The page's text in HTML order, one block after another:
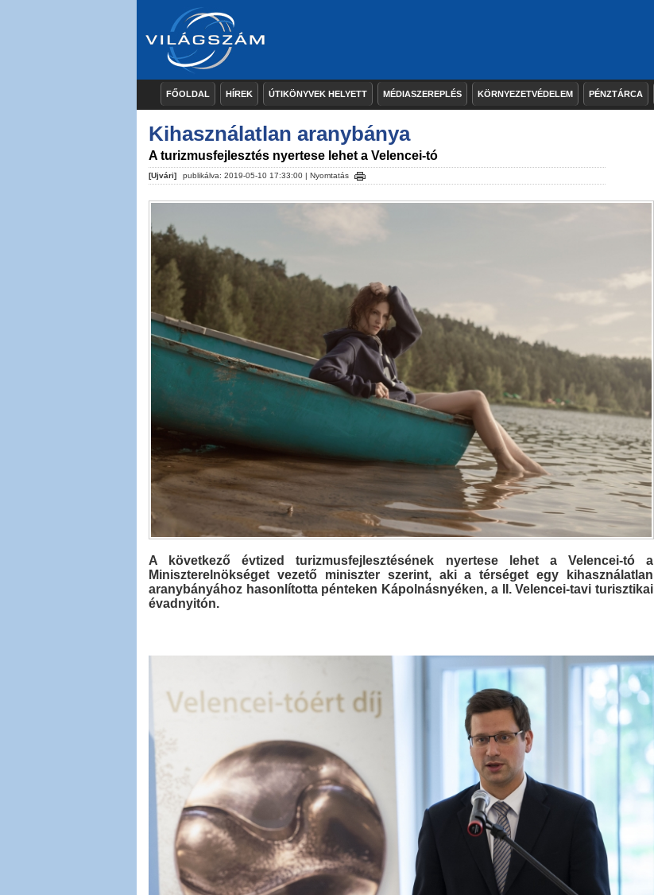
FŐOLDAL HÍREK ÚTIKÖNYVEK HELYETT MÉDIASZEREPLÉS KÖRNYEZETVÉDELEM PÉNZTÁRCA
Kihasználatlan aranybánya
A turizmusfejlesztés nyertese lehet a Velencei-tó
[Ujvári] publikálva: 2019-05-10 17:33:00 | Nyomtatás
A következő évtized turizmusfejlesztésének nyertese lehet a Velencei-tó a
Miniszterelnökséget vezető miniszter szerint, aki a térséget egy kihasználatlan
aranybányához hasonlította pénteken Kápolnásnyéken, a II. Velencei-tavi turisztikai
évadnyitón.